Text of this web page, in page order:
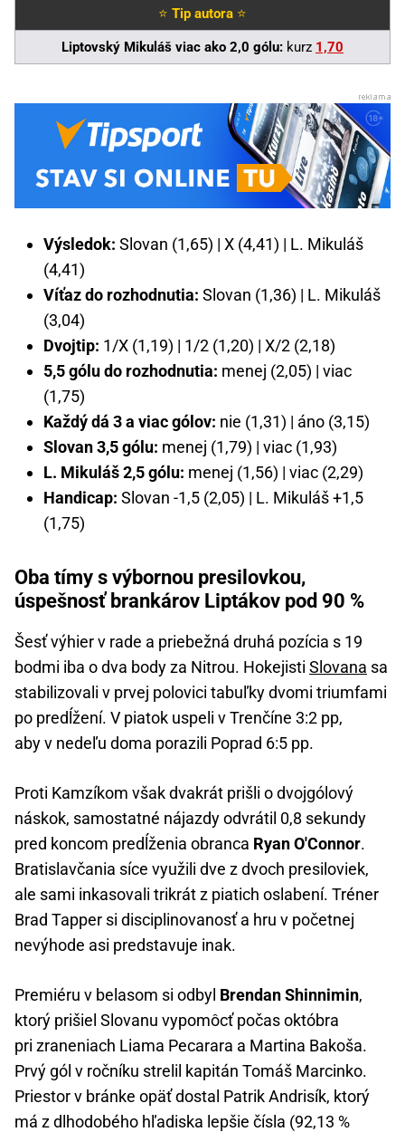
⭐ Tip autora ⭐
Liptovský Mikuláš viac ako 2,0 gólu: kurz 1,70
Výsledok: Slovan (1,65) | X (4,41) | L. Mikuláš
(4,41)
Víťaz do rozhodnutia: Slovan (1,36) | L. Mikuláš
(3,04)
Dvojtip: 1/X (1,19) | 1/2 (1,20) | X/2 (2,18)
5,5 gólu do rozhodnutia: menej (2,05) | viac
(1,75)
Každý dá 3 a viac gólov: nie (1,31) | áno (3,15)
Slovan 3,5 gólu: menej (1,79) | viac (1,93)
L. Mikuláš 2,5 gólu: menej (1,56) | viac (2,29)
Handicap: Slovan -1,5 (2,05) | L. Mikuláš +1,5
(1,75)
Oba tímy s výbornou presilovkou,
úspešnosť brankárov Liptákov pod 90 %
Šesť výhier v rade a priebežná druhá pozícia s 19
bodmi iba o dva body za Nitrou. Hokejisti Slovana sa
stabilizovali v prvej polovici tabuľky dvomi triumfami
po predĺžení. V piatok uspeli v Trenčíne 3:2 pp,
aby v nedeľu doma porazili Poprad 6:5 pp.
Proti Kamzíkom však dvakrát prišli o dvojgólový
náskok, samostatné nájazdy odvrátil 0,8 sekundy
pred koncom predĺženia obranca Ryan O'Connor.
Bratislavčania síce využili dve z dvoch presiloviek,
ale sami inkasovali trikrát z piatich oslabení. Tréner
Brad Tapper si disciplinovanosť a hru v početnej
nevýhode asi predstavuje inak.
Premiéru v belasom si odbyl Brendan Shinnimin,
ktorý prišiel Slovanu vypomôcť počas októbra
pri zraneniach Liama Pecarara a Martina Bakoša.
Prvý gól v ročníku strelil kapitán Tomáš Marcinko.
Priestor v bránke opäť dostal Patrik Andrisík, ktorý
má z dlhodobého hľadiska lepšie čísla (92,13 %